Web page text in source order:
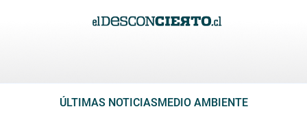
ÚLTIMAS NOTICIASMEDIO AMBIENTE